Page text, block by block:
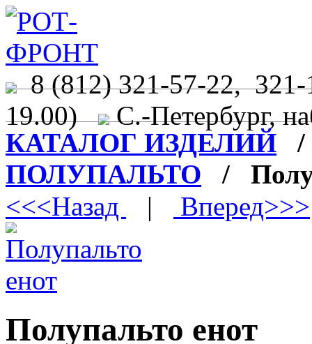
8 (812) 321-57-22,
19.00) С.-Петербург,
КАТАЛОГ ИЗДЕЛИЙ
ПОЛУПАЛЬТО /
<<<Назад
| Вперед>>>
Полупальто енот